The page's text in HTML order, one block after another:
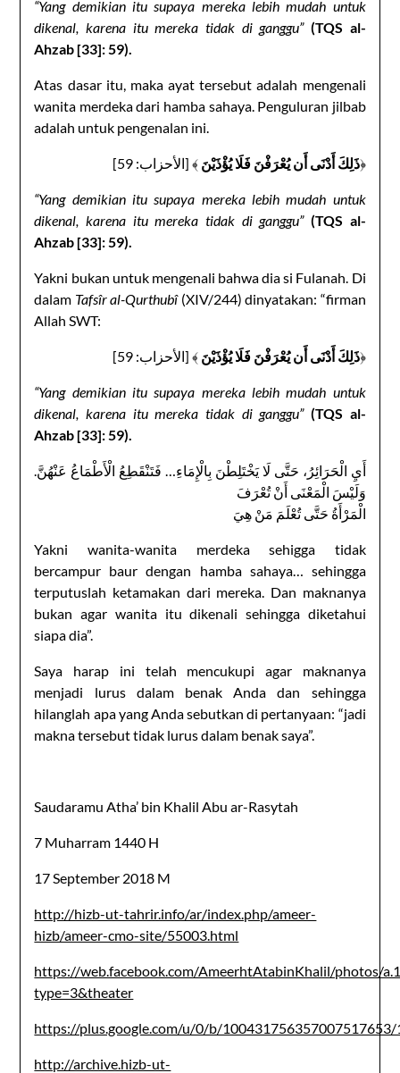
“Yang demikian itu supaya mereka lebih mudah untuk
dikenal, karena itu mereka tidak di ganggu” (TQS al-
Ahzab [33]: 59).
Atas dasar itu, maka ayat tersebut adalah mengenali
wanita merdeka dari hamba sahaya. Penguluran jilbab
adalah untuk pengenalan ini.
﴿ذَلِكَ أَدْنَى أَن يُعْرَفْنَ فَلَا يُؤْذَيْنَ﴾ [الأحزاب: 59]
“Yang demikian itu supaya mereka lebih mudah untuk
dikenal, karena itu mereka tidak di ganggu” (TQS al-
Ahzab [33]: 59).
Yakni bukan untuk mengenali bahwa dia si Fulanah. Di
dalam Tafsîr al-Qurthubî(XIV/244) dinyatakan: “firman
Allah SWT:
﴿ذَلِكَ أَدْنَى أَن يُعْرَفْنَ فَلَا يُؤْذَيْنَ﴾ [الأحزاب: 59]
“Yang demikian itu supaya mereka lebih mudah untuk
dikenal, karena itu mereka tidak di ganggu” (TQS al-
Ahzab [33]: 59).
أَيِ الْحَرَائِرُ، حَتَّى لَا يَخْتَلِطْنَ بِالْإِمَاءِ… فَتَنْقَطِعُ الْأَطْمَاعُ عَنْهُنَّ.
وَلَيْسَ الْمَعْنَى أَنْ تُعْرَفَ
الْمَرْأَةُ حَتَّى تُعْلَمَ مَنْ هِيَ
Yakni wanita-wanita merdeka sehigga tidak
bercampur baur dengan hamba sahaya… sehingga
terputuslah ketamakan dari mereka. Dan maknanya
bukan agar wanita itu dikenali sehingga diketahui
siapa dia”.
Saya harap ini telah mencukupi agar maknanya
menjadi lurus dalam benak Anda dan sehingga
hilanglah apa yang Anda sebutkan di pertanyaan: “jadi
makna tersebut tidak lurus dalam benak saya”.
Saudaramu Atha’ bin Khalil Abu ar-Rasytah
7 Muharram 1440 H
17 September 2018 M
http://hizb-ut-tahrir.info/ar/index.php/ameer-
hizb/ameer-cmo-site/55003.html
https://web.facebook.com/AmeerhtAtabinKhalil/photos/
type=3&theater
https://plus.google.com/u/0/b/
http://archive.hizb-ut-